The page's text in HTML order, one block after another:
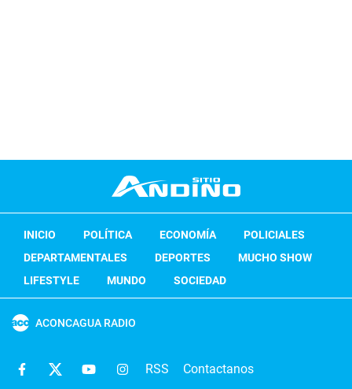
INICIO POLÍTICA ECONOMÍA
POLICIALES
DEPARTAMENTALES
DEPORTES
MUCHO SHOW
LIFESTYLE
MUNDO SOCIEDAD
ACONCAGUA RADIO
RSS Contactanos